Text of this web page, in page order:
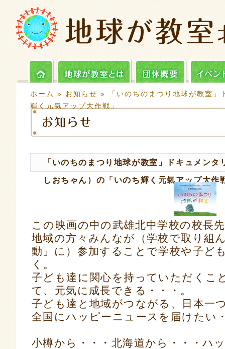
ホーム » お知らせ » 「いのちのまつり地球が教室」
輝く元氣アップ大作戦」
「いのちのまつり地球が教室」ドキュメン
しおちゃん）の「いのち輝く元氣アップ大作
この映画の中の武雄北中学校の校長
地域の方々みんなが（学校で取り組
動」に）参加することで学校や子ど
く。
子ども達に関心を持っていただくこ
て、元気に成長できる・・・。
子ども達と地域がつながる、日本一
全国にハッピーニュースを届けたい
小樽から・・・北海道から・・・ハ